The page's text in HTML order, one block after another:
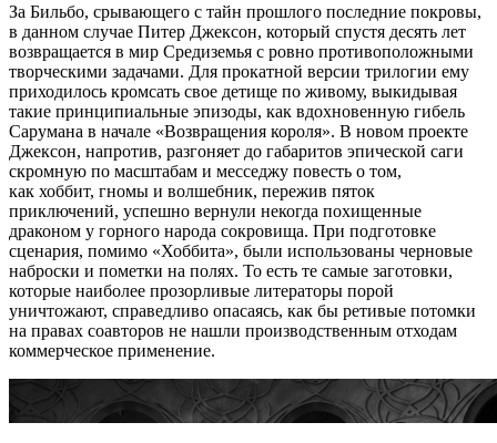
За Бильбо, срывающего с тайн прошлого последние покровы,
в данном случае Питер Джексон, который спустя десять лет
возвращается в мир Средиземья с ровно противоположными
творческими задачами. Для прокатной версии трилогии ему
приходилось кромсать свое детище по живому, выкидывая
такие принципиальные эпизоды, как вдохновенную гибель
Сарумана в начале «Возвращения короля». В новом проекте
Джексон, напротив, разгоняет до габаритов эпической саги
скромную по масштабам и месседжу повесть о том,
как хоббит, гномы и волшебник, пережив пяток
приключений, успешно вернули некогда похищенные
драконом у горного народа сокровища. При подготовке
сценария, помимо «Хоббита», были использованы черновые
наброски и пометки на полях. То есть те самые заготовки,
которые наиболее прозорливые литераторы порой
уничтожают, справедливо опасаясь, как бы ретивые потомки
на правах соавторов не нашли производственным отходам
коммерческое применение.